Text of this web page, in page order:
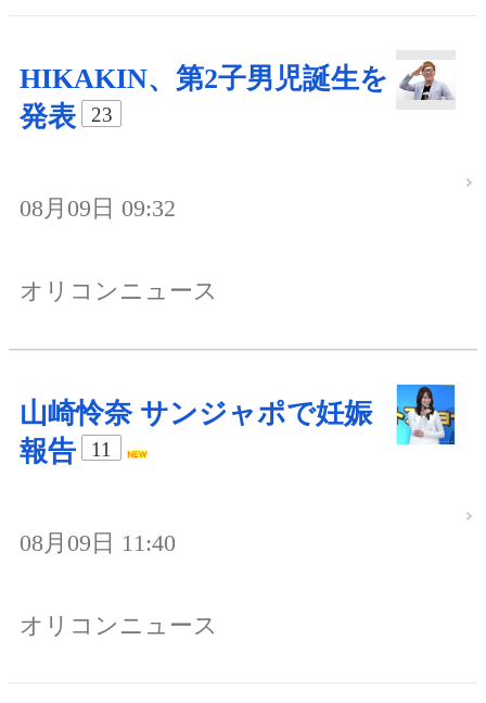
HIKAKIN、第2子男児誕生を
発表
23
08月09日 09:32
オリコンニュース
山崎怜奈 サンジャポで妊娠
報告
11
08月09日 11:40
オリコンニュース